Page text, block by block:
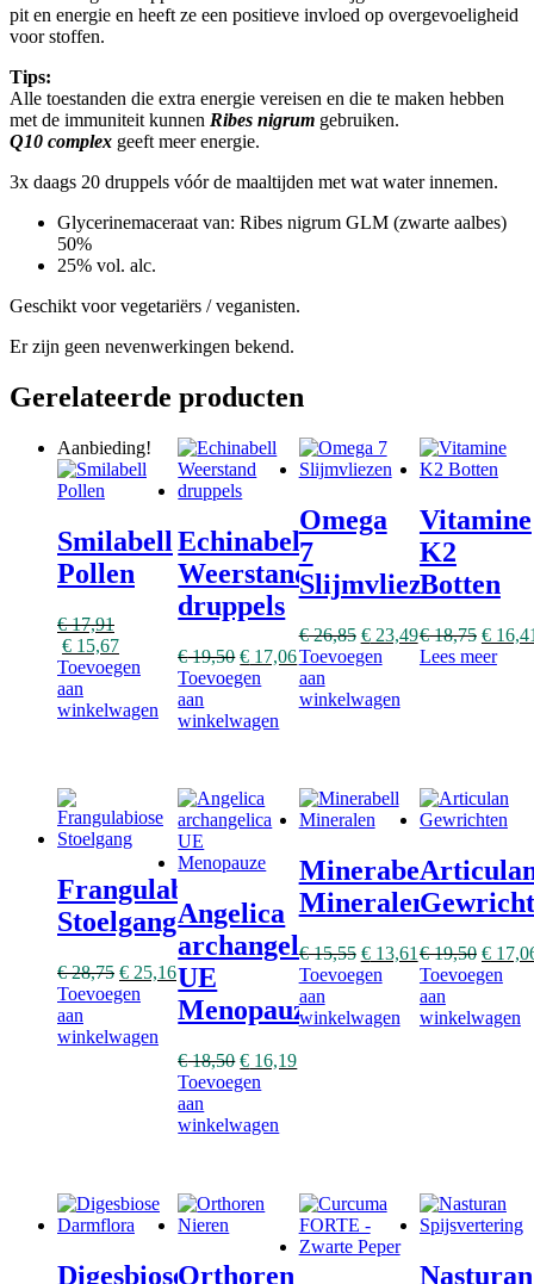
pit en energie en heeft ze een positieve invloed op overgevoeligheid
voor stoffen.
Tips:
Alle toestanden die extra energie vereisen en die te maken hebben
met de immuniteit kunnen Ribes nigrum gebruiken.
Q10 complex geeft meer energie.
3x daags 20 druppels vóór de maaltijden met wat water innemen.
Glycerinemaceraat van: Ribes nigrum GLM (zwarte aalbes)
50%
25% vol. alc.
Geschikt voor vegetariërs / veganisten.
Er zijn geen nevenwerkingen bekend.
Gerelateerde producten
Aanbieding!
Smilabell
Pollen
Oorspronkelijke
prijs
was:
€ 19,50.
€17,91
Huidige
prijs
is:
€ 17,91.
€ 15,67
Toevoegen
aan
winkelwagen
Echinabell
Weerstand
druppels
€19,50 € 17,06
Toevoegen
aan
winkelwagen
Omega
7
Slijmvliezen
€26,85 €23,49
Toevoegen
aan
winkelwagen
Vitamine
K2
Botten
€18,75 €
Lees meer
Frangulabiose
Stoelgang
€28,75 € 25,16
Toevoegen
aan
winkelwagen
Angelica
archangelica
UE
Menopauze
€18,50 € 16,19
Toevoegen
aan
winkelwagen
Minerabell
Mineralen
€15,55 €13,61
Toevoegen
aan
winkelwagen
€19,50 €
Toevoegen
aan
winkelwagen
DigesbioseOrthoren
Nasturan